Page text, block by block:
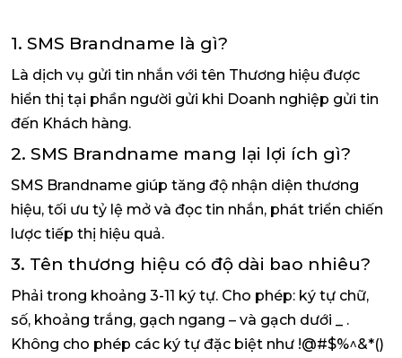
1. SMS Brandname là gì?
Là dịch vụ gửi tin nhắn với tên Thương hiệu được
hiển thị tại phần người gửi khi Doanh nghiệp gửi tin
đến Khách hàng.
2. SMS Brandname mang lại lợi ích gì?
SMS Brandname giúp tăng độ nhận diện thương
hiệu, tối ưu tỷ lệ mở và đọc tin nhắn, phát triển chiến
lược tiếp thị hiệu quả.
3. Tên thương hiệu có độ dài bao nhiêu?
Phải trong khoảng 3-11 ký tự. Cho phép: ký tự chữ,
số, khoảng trắng, gạch ngang – và gạch dưới _ .
Không cho phép các ký tự đặc biệt như !@#$%^&*()